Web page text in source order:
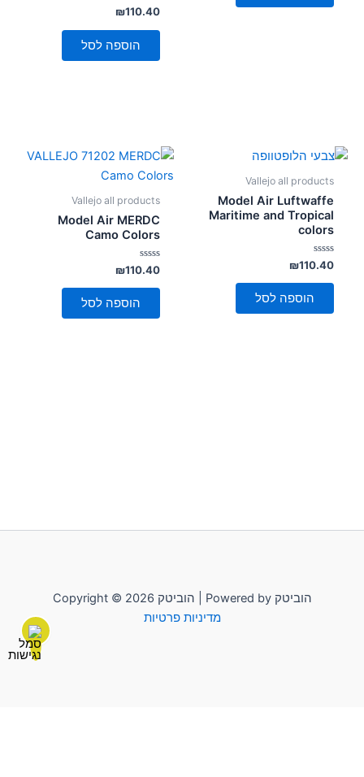
דורג
0
מתוך
₪110.40
הוספה לסל
Vallejo all products
Model Air Luftwaffe
Maritime and Tropical
colors
דורג
0
מתוך
₪110.40
הוספה לסל
Vallejo all products
Model Air MERDC
Camo Colors
דורג
0
מתוך
₪110.40
הוספה לסל
Copyright © 2026 הוביטק | Powered by הוביטק
מדיניות פרטיות